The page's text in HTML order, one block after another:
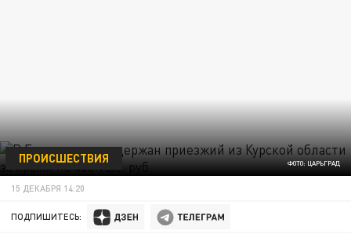
ФОТО: ЦАРЬГРАД
ПРОИСШЕСТВИЯ
15 ДЕКАБРЯ 14:20
ПОДПИШИТЕСЬ: